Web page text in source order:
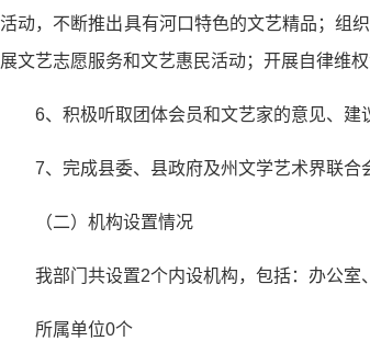
活动，不断推出具有河口特色的文艺精品；组
展文艺志愿服务和文艺惠民活动；开展自律维
6、积极听取团体会员和文艺家的意见、
7、完成县委、县政府及州文学艺术界联合
（二）机构设置情况
我部门共设置2个内设机构，包括：办公室
所属单位0个